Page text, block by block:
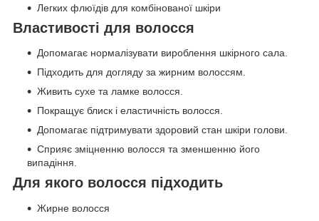
Легких флюїдів для комбінованої шкіри
Властивості для волосся
Допомагає нормалізувати вироблення шкірного сала.
Підходить для догляду за жирним волоссям.
Живить сухе та ламке волосся.
Покращує блиск і еластичність волосся.
Допомагає підтримувати здоровий стан шкіри голови.
Сприяє зміцненню волосся та зменшенню його
випадіння.
Для якого волосся підходить
Жирне волосся